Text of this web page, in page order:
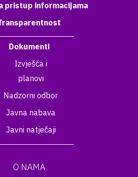
pristup informacijama
Dokumenti
Izvješća i
planovi
Nadzorni odbor
Javna nabava
Javni natječaji
O NAMA